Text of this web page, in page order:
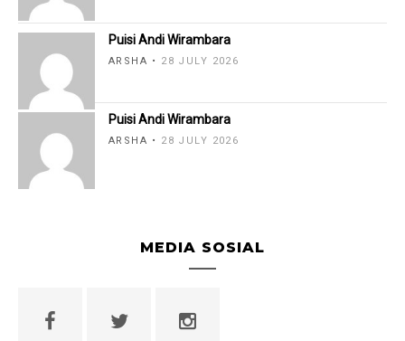
Puisi Andi Wirambara
ARSHA 28 JULY 2026
Puisi Andi Wirambara
ARSHA 28 JULY 2026
MEDIA SOSIAL